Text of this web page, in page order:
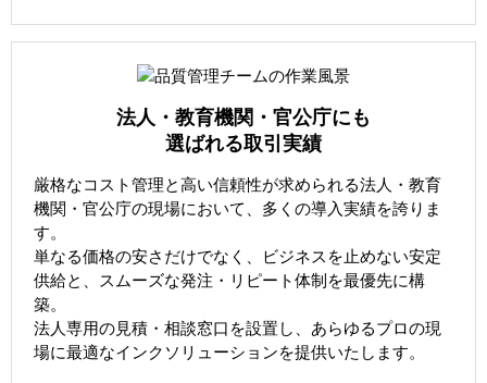
法人・教育機関・官公庁にも
選ばれる取引実績
厳格なコスト管理と高い信頼性が求められる法人・教育
機関・官公庁の現場において、多くの導入実績を誇りま
す。
単なる価格の安さだけでなく、ビジネスを止めない安定
供給と、スムーズな発注・リピート体制を最優先に構
築。
法人専用の見積・相談窓口を設置し、あらゆるプロの現
場に最適なインクソリューションを提供いたします。